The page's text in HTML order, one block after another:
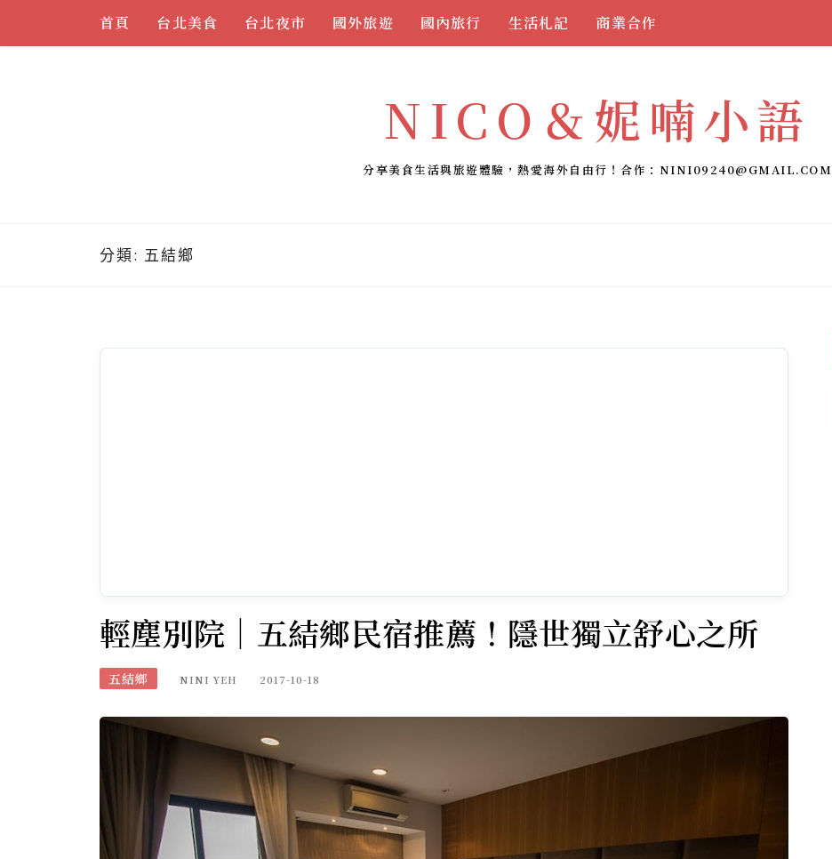
首頁 台北美食 台北夜市 國外旅遊 國內旅行 生活札記 商業合作
NICO＆妮喃小語
分享美食生活與旅遊體驗，熱愛海外自由行！合作： NINI09240@GMAIL.COM
分類: 五結鄉
輕塵別院｜五結鄉民宿推薦！隱世獨立舒心之所
五結鄉 NINI YEH 2017-10-18